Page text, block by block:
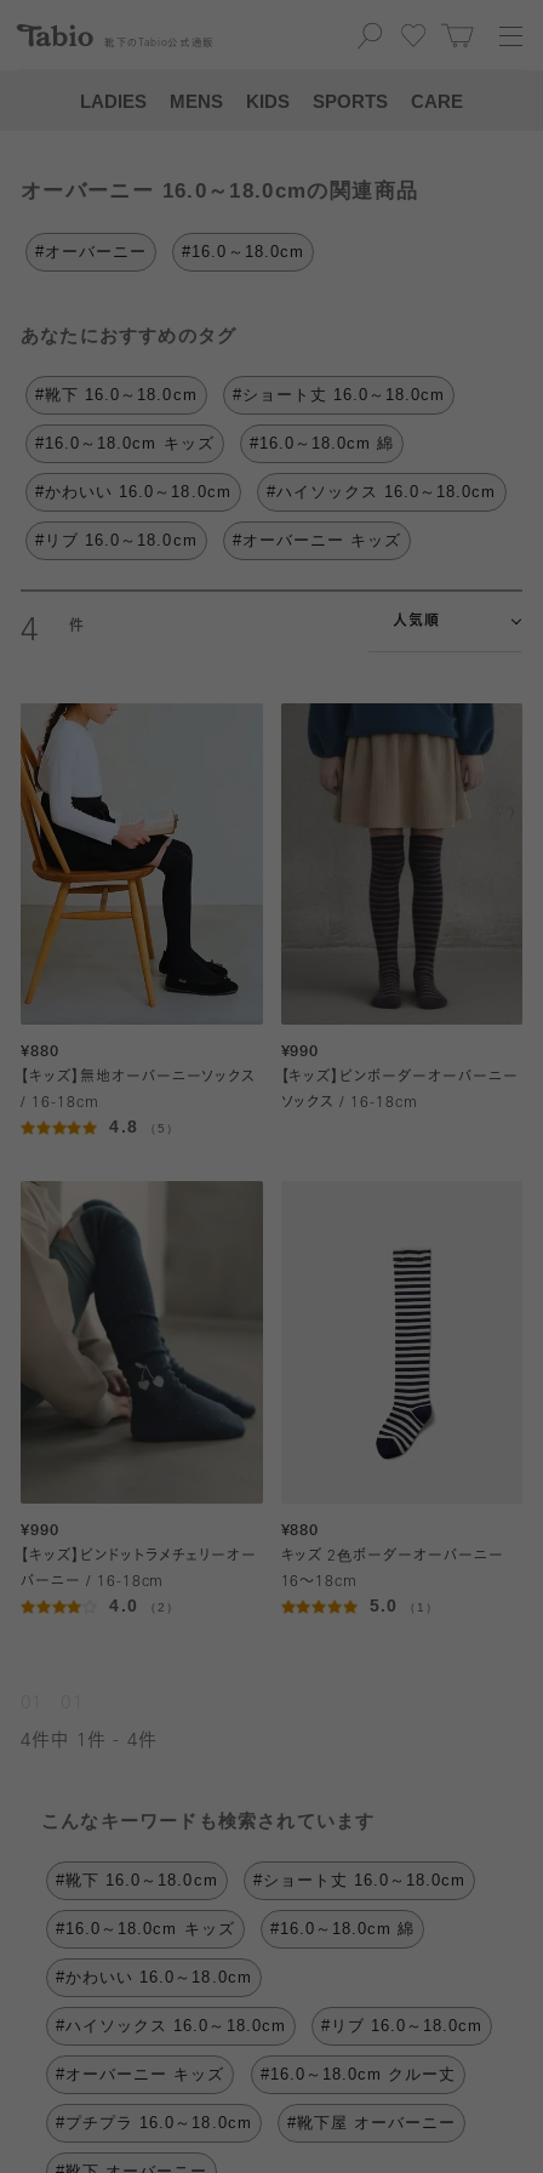
靴下の Tabio 公式通販
LADIES MENS KIDS SPORTS CARE
オーバーニー 16.0～18.0cmの関連商品
#オーバーニー #16.0～18.0cm
あなたにおすすめのタグ
#靴下 16.0～18.0cm #ショート丈 16.0～18.0cm
#16.0～18.0cm キッズ #16.0～18.0cm 綿
#かわいい 16.0～18.0cm #ハイソックス 16.0～18.0cm
#リブ 16.0～18.0cm #オーバーニー キッズ
4 人気順
¥880
【キッズ】無地オーバーニーソックス
/ 16-18cm
4.8 （5）
¥990
【キッズ】ピンボーダーオーバーニー
ソックス / 16-18cm
¥990
【キッズ】ピンドットラメチェリーオー
バーニー / 16-18cm
4.0 （2）
¥880
キッズ 2色ボーダーオーバーニー
16～18cm
5.0 （1）
4件中 1件 - 4件
こんなキーワードも検索されています
#靴下 16.0～18.0cm #ショート丈 16.0～18.0cm
#16.0～18.0cm キッズ #16.0～18.0cm 綿
#かわいい 16.0～18.0cm
#ハイソックス 16.0～18.0cm #リブ 16.0～18.0cm
#オーバーニー キッズ #16.0～18.0cm クルー丈
#プチプラ 16.0～18.0cm #靴下屋 オーバーニー